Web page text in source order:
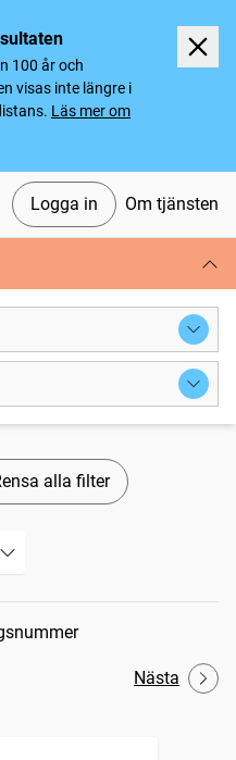
100 år och
visas inte längre i
Läs mer om
Logga in Om tjänsten
alla filter
Nästa